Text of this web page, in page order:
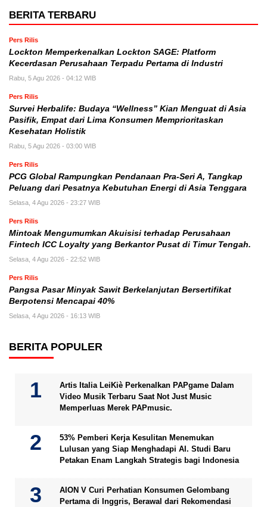
BERITA TERBARU
Pers Rilis
Lockton Memperkenalkan Lockton SAGE: Platform
Kecerdasan Perusahaan Terpadu Pertama di Industri
Rabu, 5 Agu 2026 - 04:12 WIB
Pers Rilis
Survei Herbalife: Budaya “Wellness” Kian Menguat di Asia
Pasifik, Empat dari Lima Konsumen Memprioritaskan
Kesehatan Holistik
Rabu, 5 Agu 2026 - 03:00 WIB
Pers Rilis
PCG Global Rampungkan Pendanaan Pra-Seri A, Tangkap
Peluang dari Pesatnya Kebutuhan Energi di Asia Tenggara
Selasa, 4 Agu 2026 - 23:27 WIB
Pers Rilis
Mintoak Mengumumkan Akuisisi terhadap Perusahaan
Fintech ICC Loyalty yang Berkantor Pusat di Timur Tengah.
Selasa, 4 Agu 2026 - 22:52 WIB
Pers Rilis
Pangsa Pasar Minyak Sawit Berkelanjutan Bersertifikat
Berpotensi Mencapai 40%
Selasa, 4 Agu 2026 - 16:13 WIB
BERITA POPULER
Artis Italia LeiKiè Perkenalkan PAPgame Dalam
Video Musik Terbaru Saat Not Just Music
Memperluas Merek PAPmusic.
53% Pemberi Kerja Kesulitan Menemukan
Lulusan yang Siap Menghadapi AI. Studi Baru
Petakan Enam Langkah Strategis bagi Indonesia
AION V Curi Perhatian Konsumen Gelombang
Pertama di Inggris, Berawal dari Rekomendasi